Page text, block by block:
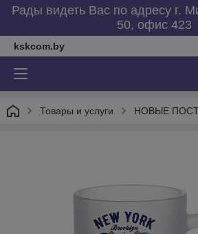
Рады видеть Вас по адресу г.
50, офис 423
kskcom.by
Товары и услуги НОВЫЕ